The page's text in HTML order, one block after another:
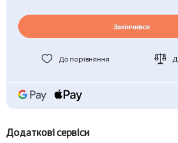
Закінчився
До порівняння
Додаткові сервіси